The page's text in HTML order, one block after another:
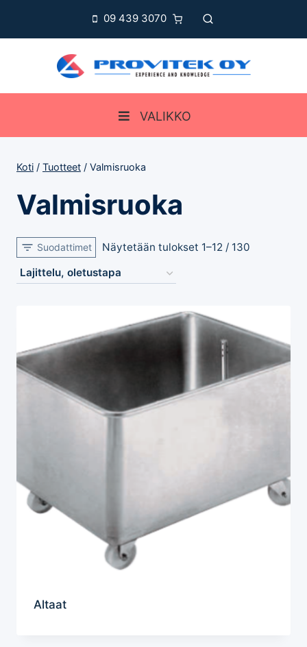
09 439 3070
VALIKKO
Koti / Tuotteet / Valmisruoka
Valmisruoka
Suodattimet Näytetään tulokset 1–12 / 130
Altaat